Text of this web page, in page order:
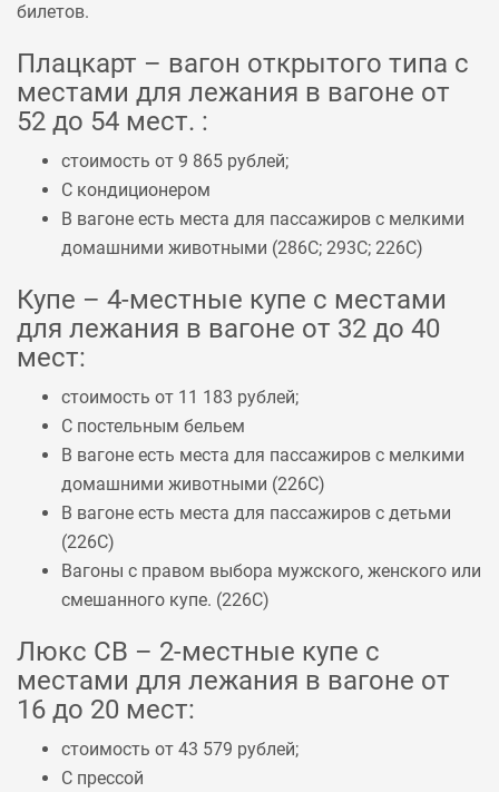
билетов.
Плацкарт – вагон открытого типа с
местами для лежания в вагоне от
52 до 54 мест. :
стоимость от 9 865 рублей;
С кондиционером
В вагоне есть места для пассажиров с мелкими
домашними животными (286С; 293С; 226С)
Купе – 4-местные купе с местами
для лежания в вагоне от 32 до 40
мест:
стоимость от 11 183 рублей;
С постельным бельем
В вагоне есть места для пассажиров с мелкими
домашними животными (226С)
В вагоне есть места для пассажиров с детьми
(226С)
Вагоны с правом выбора мужского, женского или
смешанного купе. (226С)
Люкс СВ – 2-местные купе с
местами для лежания в вагоне от
16 до 20 мест:
стоимость от 43 579 рублей;
С прессой